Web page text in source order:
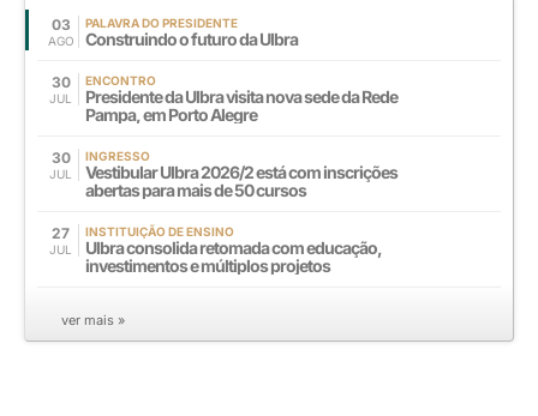
03
AGO
PALAVRA DO PRESIDENTE
Construindo o futuro da Ulbra
30
JUL
ENCONTRO
Presidente da Ulbra visita nova sede da Rede
Pampa, em Porto Alegre
30
JUL
INGRESSO
Vestibular Ulbra 2026/2 está com inscrições
abertas para mais de 50 cursos
27
JUL
INSTITUIÇÃO DE ENSINO
Ulbra consolida retomada com educação,
investimentos e múltiplos projetos
ver mais »